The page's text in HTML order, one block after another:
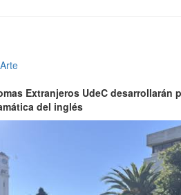
Extranjeros UdeC desarrollarán
del inglés